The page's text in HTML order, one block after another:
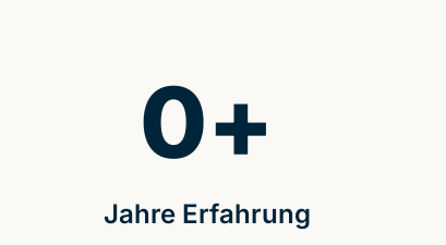
Jahre Erfahrung
0+